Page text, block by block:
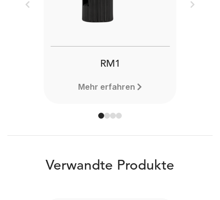
RM1
Mehr erfahren
Previous Next
Verwandte Produkte